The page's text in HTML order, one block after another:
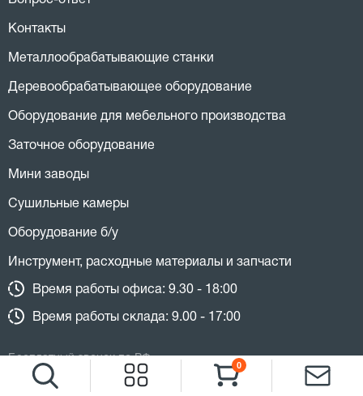
0
Контакты
Металлообрабатывающие станки
Деревообрабатывающее оборудование
Оборудование для мебельного производства
Заточное оборудование
Мини заводы
Сушильные камеры
Оборудование б/у
Инструмент, расходные материалы и запчасти
Время работы офиса: 9.30 - 18:00
Время работы склада: 9.00 - 17:00
Бесплатный звонок по РФ
8 (800) 775 27 18